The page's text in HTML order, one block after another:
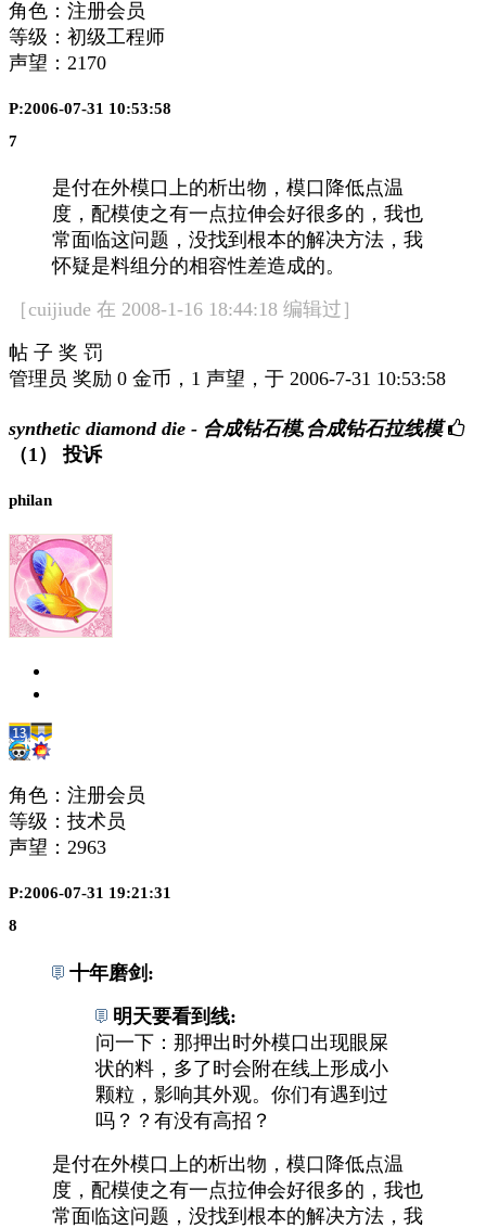
角色：注册会员
等级：初级工程师
声望： 2170
P:2006-07-31 10:53:58
7
是付在外模口上的析出物，模口降低点温
度，配模使之有一点拉伸会好很多的，我也
常面临这问题，没找到根本的解决方法，我
怀疑是料组分的相容性差造成的。
［cuijiude 在 2008-1-16 18:44:18 编辑过］
帖 子 奖 罚
管理员 奖励 0 金币，1 声望，于 2006-7-31 10:53:58
synthetic diamond die - 合成钻石模,合成钻石拉线模
（1）
投诉
philan
角色：注册会员
等级：技术员
声望： 2963
P:2006-07-31 19:21:31
8
十年磨剑:
明天要看到线:
问一下：那押出时外模口出现眼屎
状的料，多了时会附在线上形成小
颗粒，影响其外观。你们有遇到过
吗？？有没有高招？
是付在外模口上的析出物，模口降低点温
度，配模使之有一点拉伸会好很多的，我也
常面临这问题，没找到根本的解决方法，我